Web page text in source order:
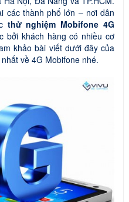
các thành phố lớn – nơi dân
thử nghiệm Mobifone 4G
bởi khách hàng có nhiều cơ
khảo bài viết dưới đây của
về 4G Mobifone nhé.